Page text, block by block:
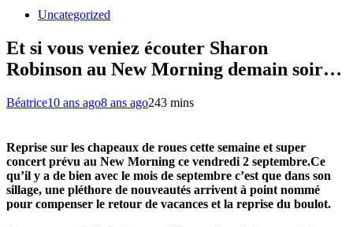
Uncategorized
Et si vous veniez écouter Sharon
Robinson au New Morning demain soir…
Béatrice10 ans ago8 ans ago243 mins
Reprise sur les chapeaux de roues cette semaine et super
concert prévu au New Morning ce vendredi 2 septembre.Ce
qu’il y a de bien avec le mois de septembre c’est que dans son
sillage, une pléthore de nouveautés arrivent à point nommé
pour compenser le retour de vacances et la reprise du boulot.